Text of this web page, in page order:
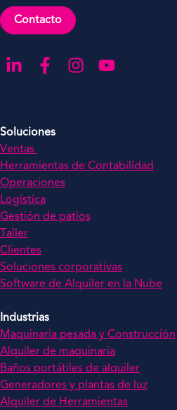
Contacto
Ir a LinkedInIr a Facebook
Ir a nuestro Instagram
Ir a nuestro
Soluciones
Ventas
Herramientas de Contabilidad
Operaciones
Logística
Gestión de patios
Taller
Clientes
Soluciones corporativas
Software de Alquiler en la Nube
Industrias
Maquinaria pesada y Construcción
Alquiler de maquinaria
Baños portátiles de alquiler
Generadores y plantas de luz
Alquiler de Herramientas